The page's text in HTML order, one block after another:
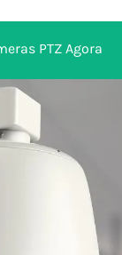
PTZ Agora